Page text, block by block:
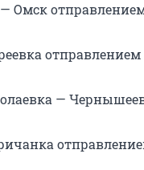
Омск отправлением
отправлением
—